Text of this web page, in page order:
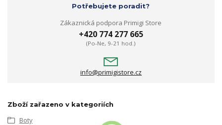
Potřebujete poradit?
Zákaznická podpora Primigi Store
+420 774 277 665
(Po-Ne, 9-21 hod.)
info@primigistore.cz
Zboží zařazeno v kategoriích
Boty